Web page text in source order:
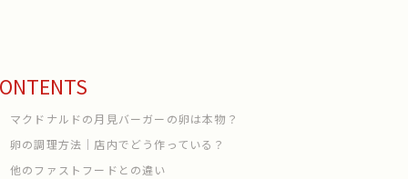
マクドナルドの月見バーガーの卵は本物？
卵の調理方法｜店内でどう作っている？
他のファストフードとの違い